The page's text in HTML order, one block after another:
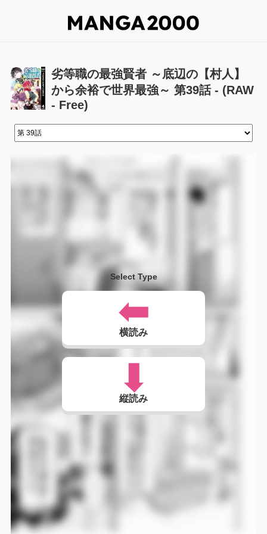
劣等職の最強賢者 ～底辺の【村人】
から余裕で世界最強～ 第39話 - (RAW
- Free)
Select Type
横読み
縦読み